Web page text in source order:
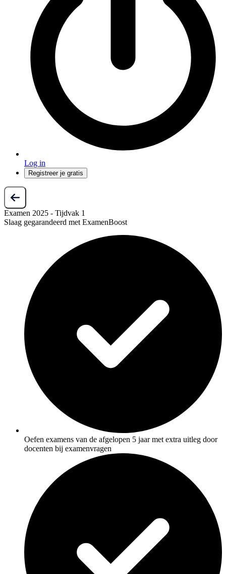
Log in
Registreer je gratis
Examen 2025 - Tijdvak 1
Slaag gegarandeerd met ExamenBoost
Oefen examens van de afgelopen 5 jaar met extra uitleg door
docenten bij examenvragen